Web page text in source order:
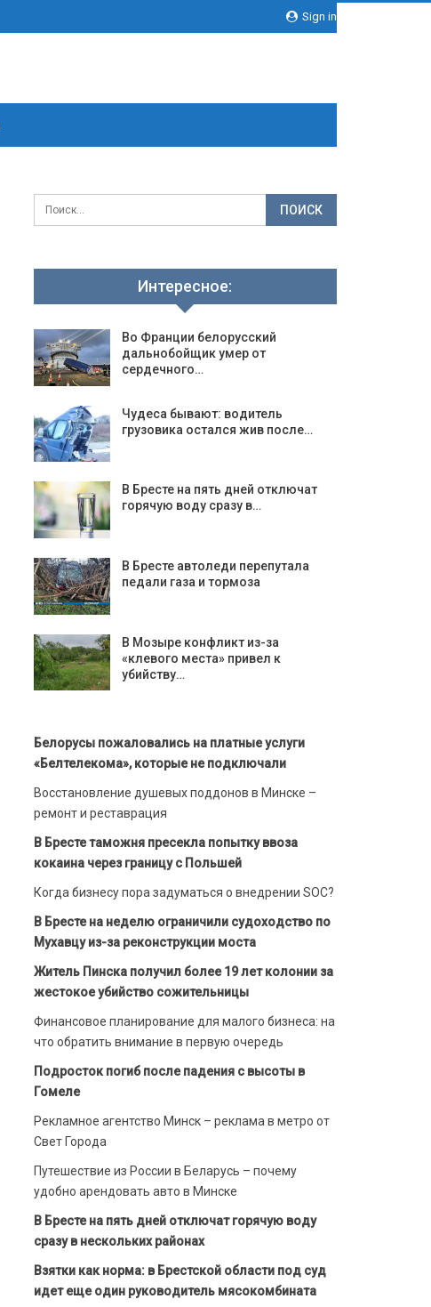
Sign in
Интересное:
Во Франции белорусский
дальнобойщик умер от
сердечного…
Чудеса бывают: водитель
грузовика остался жив после…
В Бресте на пять дней отключат
горячую воду сразу в…
В Бресте автоледи перепутала
педали газа и тормоза
В Мозыре конфликт из-за
«клевого места» привел к
убийству…
Белорусы пожаловались на платные услуги
«Белтелекома», которые не подключали
Восстановление душевых поддонов в Минске –
ремонт и реставрация
В Бресте таможня пресекла попытку ввоза
кокаина через границу с Польшей
Когда бизнесу пора задуматься о внедрении SOC?
В Бресте на неделю ограничили судоходство по
Мухавцу из-за реконструкции моста
Житель Пинска получил более 19 лет колонии за
жестокое убийство сожительницы
Финансовое планирование для малого бизнеса: на
что обратить внимание в первую очередь
Подросток погиб после падения с высоты в
Гомеле
Рекламное агентство Минск – реклама в метро от
Свет Города
Путешествие из России в Беларусь – почему
удобно арендовать авто в Минске
В Бресте на пять дней отключат горячую воду
сразу в нескольких районах
Взятки как норма: в Брестской области под суд
идет еще один руководитель мясокомбината